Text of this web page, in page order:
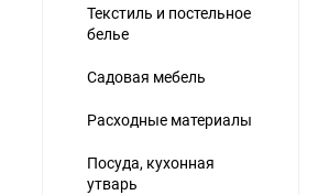
Текстиль и постельное
белье
Садовая мебель
Расходные материалы
Посуда, кухонная
утварь